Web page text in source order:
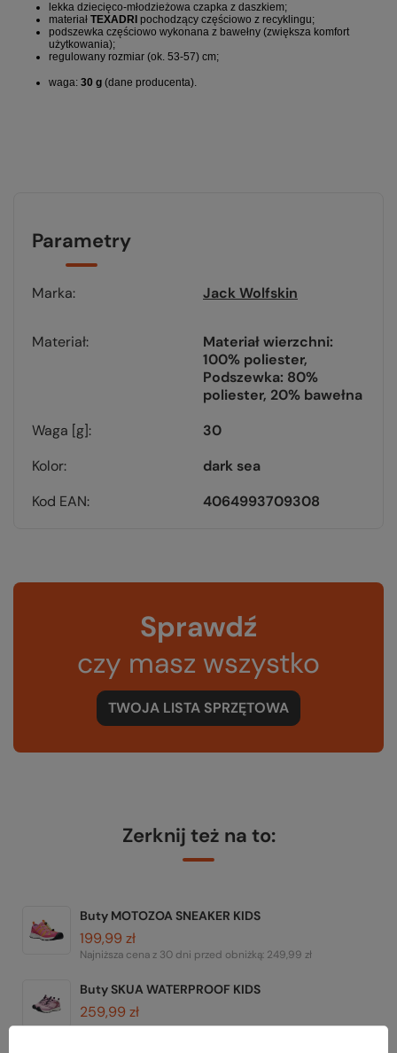
lekka dziecięco-młodzieżowa czapka z daszkiem;
materiał TEXADRI pochodzący częściowo z recyklingu;
podszewka częściowo wykonana z bawełny (zwiększa komfort
użytkowania);
regulowany rozmiar (ok. 53-57) cm;
waga: 30 g (dane producenta).
Parametry
Marka Jack Wolfskin
Materiał
Materiał wierzchni:
100% poliester
Podszewka: 80%
poliester, 20% bawełna
Waga [g]
30
Kolor
dark sea
Kod EAN
4064993709308
Sprawdź
czy masz wszystko
TWOJA LISTA SPRZĘTOWA
Zerknij też na to:
Buty MOTOZOA SNEAKER KIDS
199,99 zł
Najniższa cena z 30 dni przed obniżką: 249,99 zł
Buty SKUA WATERPROOF KIDS
259,99 zł